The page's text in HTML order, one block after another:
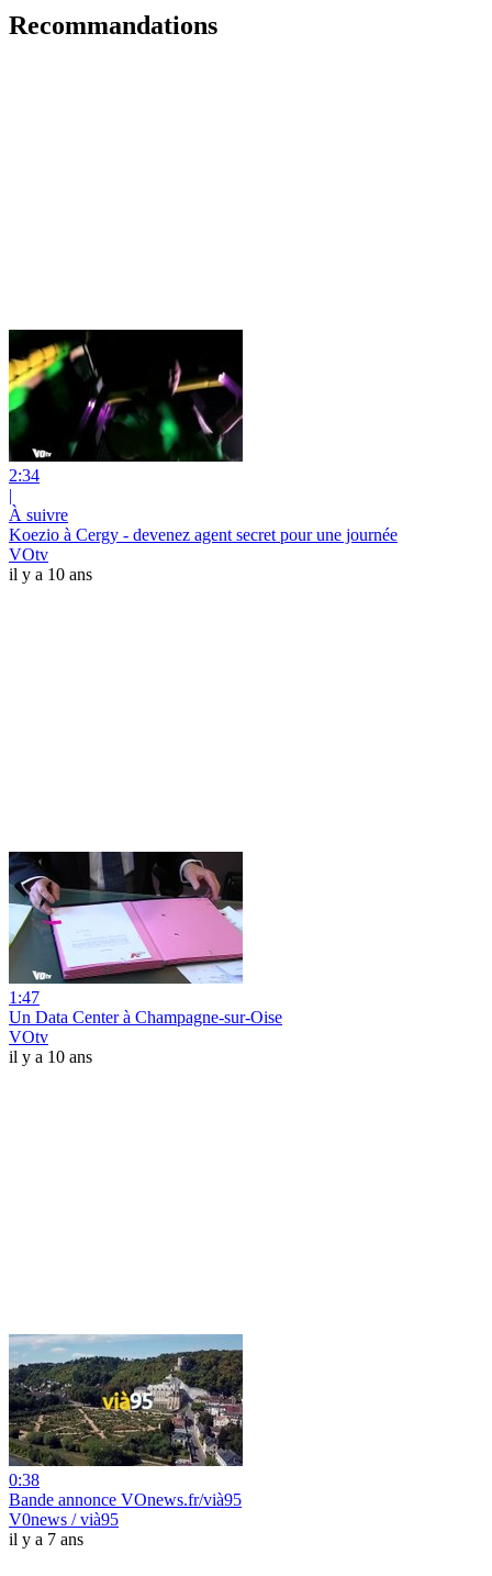
Recommandations
2:34
|
À suivre
Koezio à Cergy - devenez agent secret pour une journée
VOtv
il y a 10 ans
1:47
Un Data Center à Champagne-sur-Oise
VOtv
il y a 10 ans
0:38
Bande annonce VOnews.fr/vià95
V0news / vià95
il y a 7 ans